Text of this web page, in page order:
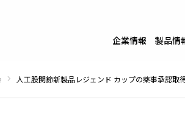
企業情報 製品情
人工股関節新製品レジェンド カップの薬事承認取